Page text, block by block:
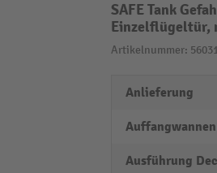
SAFE Tank
Einzelflügeltür,
Artikelnummer:
Anlieferung
Auffangwannen
Ausführung